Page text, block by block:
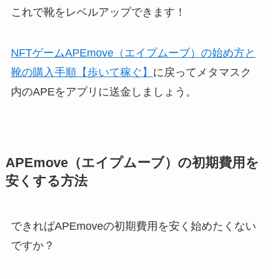
これで靴をレベルアップできます！
NFTゲームAPEmove（エイプムーブ）の始め方と
靴の購入手順【歩いて稼ぐ】 に戻ってメタマスク
内のAPEをアプリに送金しましょう。
APEmove（エイプムーブ）の初期費用を
安くする方法
できればAPEmoveの初期費用を安く始めたくない
ですか？